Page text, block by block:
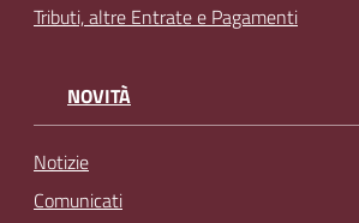
Tributi, altre Entrate e Pagamenti
NOVITÀ
Notizie
Comunicati